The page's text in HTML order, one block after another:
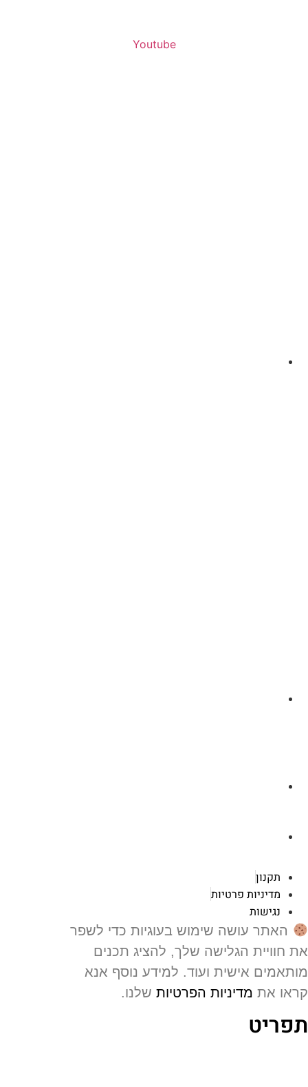
Youtube
תקנון
מדיניות פרטיות
נגישות
האתר עושה שימוש בעוגיות כדי לשפר
חוויית הגלישה שלך, להציג תכנים
אישית ועוד. למידע נוסף אנא
אתמדיניות הפרטיותשלנו.